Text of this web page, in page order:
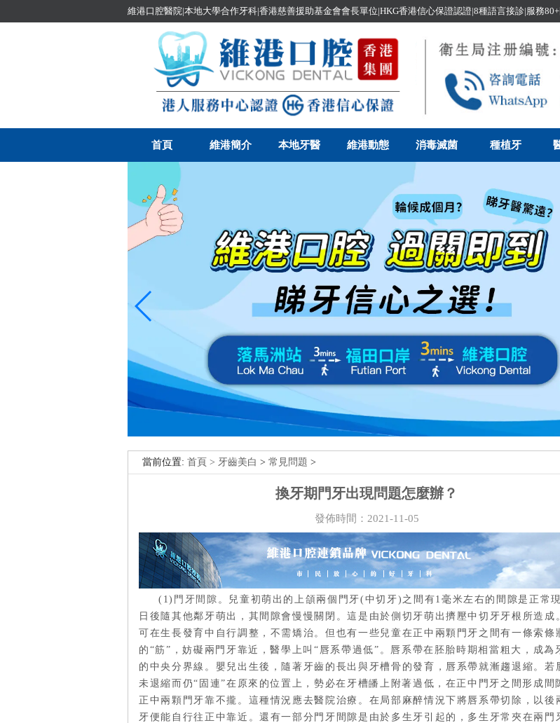
維港口腔醫院|本地大學合作牙科|香港慈善援助基金會會長單位|HKG香港信心保證認證|8種語言接診|服務
首頁 維港簡介 本地牙醫 維港動態 消毒滅菌 種植牙
當前位置: 首頁 > 牙齒美白 >常見問題 >
換牙期門牙出現問題怎麼辦？
發佈時間：2021-11-05
(1) 門牙間隙 。兒童初萌出的上頜兩個門牙(中切牙)之間有1毫米左右的間隙是正常現
日後隨其他鄰牙萌出，其間隙會慢慢關閉。這是由於側切牙萌出擠壓中切牙牙根所造成
可在生長發育中自行調整，不需矯治。但也有一些兒童在正中兩顆門牙之間有一條索條
的“筋”，妨礙兩門牙靠近，醫學上叫“唇系帶過低”。唇系帶在胚胎時期相當粗大，成為
的中央分界線。嬰兒出生後，隨著牙齒的長出與牙槽骨的發育，唇系帶就漸趨退縮。若
未退縮而仍“固連”在原來的位置上，勢必在牙槽皤上附著過低，在正中門牙之間形成間
正中兩顆門牙靠不攏。這種情況應去醫院治療。在局部麻醉情況下將唇系帶切除，以後
牙便能自行往正中靠近。還有一部分門牙間隙是由於多生牙引起的，多生牙常夾在兩門